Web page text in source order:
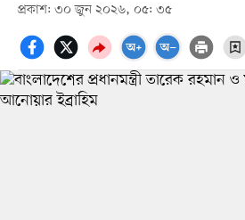
প্রকাশ: ৩০ জুন ২০২৬, ০৫: ৩৫